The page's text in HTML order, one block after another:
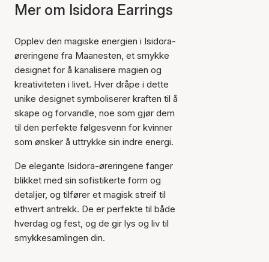
Mer om Isidora Earrings
Opplev den magiske energien i Isidora-
øreringene fra Maanesten, et smykke
designet for å kanalisere magien og
kreativiteten i livet. Hver dråpe i dette
unike designet symboliserer kraften til å
skape og forvandle, noe som gjør dem
til den perfekte følgesvenn for kvinner
som ønsker å uttrykke sin indre energi.
De elegante Isidora-øreringene fanger
blikket med sin sofistikerte form og
detaljer, og tilfører et magisk streif til
ethvert antrekk. De er perfekte til både
hverdag og fest, og de gir lys og liv til
smykkesamlingen din.